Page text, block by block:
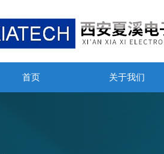
首页 关于我们